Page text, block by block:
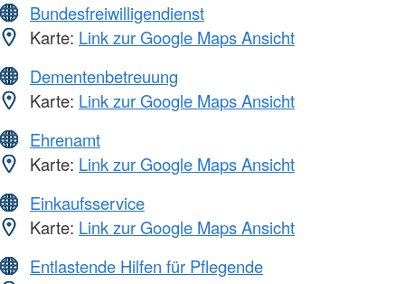
Bundesfreiwilligendienst
Karte: Link zur Google Maps Ansicht
Dementenbetreuung
Karte: Link zur Google Maps Ansicht
Ehrenamt
Karte: Link zur Google Maps Ansicht
Einkaufsservice
Karte: Link zur Google Maps Ansicht
Entlastende Hilfen für Pflegende